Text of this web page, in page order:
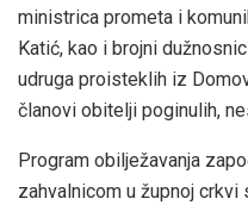
ministrica prometa i
Katić, kao i brojni
udruga proisteklih iz
članovi obitelji poginulih,
Program obilježavanja
zahvalnicom u župnoj crkvi